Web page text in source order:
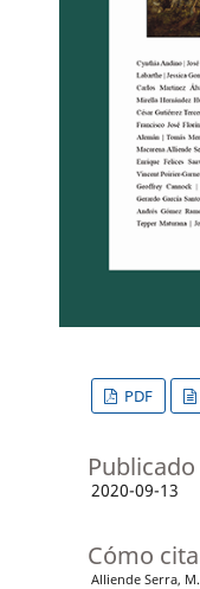
PDF
Publicado
2020-09-13
Cómo
Alliende Serra,